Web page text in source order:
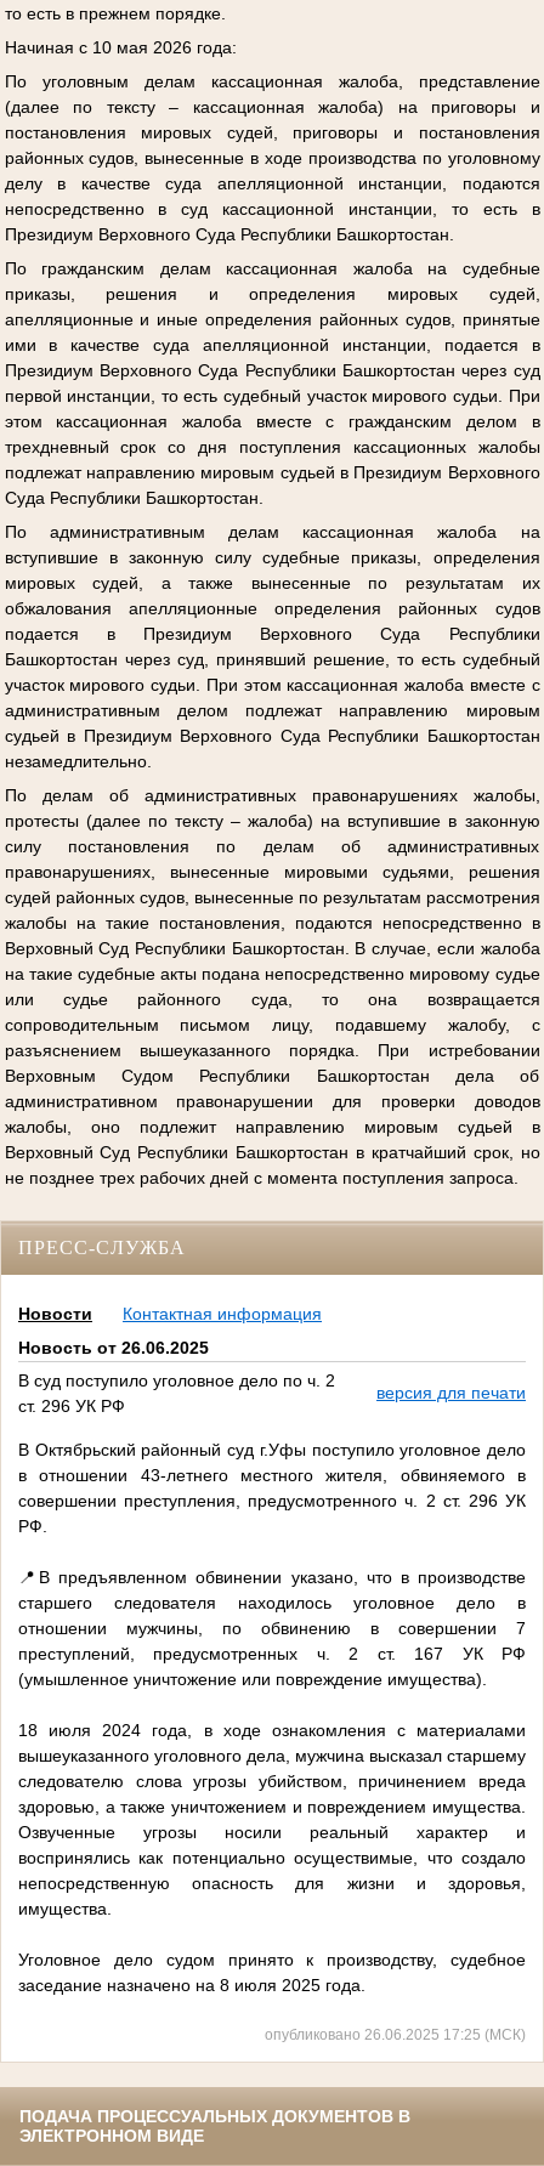
то есть в прежнем порядке.
Начиная с 10 мая 2026 года:
По уголовным делам кассационная жалоба, представление
(далее по тексту – кассационная жалоба) на приговоры и
постановления мировых судей, приговоры и постановления
районных судов, вынесенные в ходе производства по уголовному
делу в качестве суда апелляционной инстанции, подаются
непосредственно в суд кассационной инстанции, то есть в
Президиум Верховного Суда Республики Башкортостан.
По гражданским делам кассационная жалоба на судебные
приказы, решения и определения мировых судей,
апелляционные и иные определения районных судов, принятые
ими в качестве суда апелляционной инстанции, подается в
Президиум Верховного Суда Республики Башкортостан через суд
первой инстанции, то есть судебный участок мирового судьи. При
этом кассационная жалоба вместе с гражданским делом в
трехдневный срок со дня поступления кассационных жалобы
подлежат направлению мировым судьей в Президиум Верховного
Суда Республики Башкортостан.
По административным делам кассационная жалоба на
вступившие в законную силу судебные приказы, определения
мировых судей, а также вынесенные по результатам их
обжалования апелляционные определения районных судов
подается в Президиум Верховного Суда Республики
Башкортостан через суд, принявший решение, то есть судебный
участок мирового судьи. При этом кассационная жалоба вместе с
административным делом подлежат направлению мировым
судьей в Президиум Верховного Суда Республики Башкортостан
незамедлительно.
По делам об административных правонарушениях жалобы,
протесты (далее по тексту – жалоба) на вступившие в законную
силу постановления по делам об административных
правонарушениях, вынесенные мировыми судьями, решения
судей районных судов, вынесенные по результатам рассмотрения
жалобы на такие постановления, подаются непосредственно в
Верховный Суд Республики Башкортостан. В случае, если жалоба
на такие судебные акты подана непосредственно мировому судье
или судье районного суда, то она возвращается
сопроводительным письмом лицу, подавшему жалобу, с
разъяснением вышеуказанного порядка. При истребовании
Верховным Судом Республики Башкортостан дела об
административном правонарушении для проверки доводов
жалобы, оно подлежит направлению мировым судьей в
Верховный Суд Республики Башкортостан в кратчайший срок, но
не позднее трех рабочих дней с момента поступления запроса.
ПРЕСС-СЛУЖБА
Новости
Контактная информация
Новость от 26.06.2025
В суд поступило уголовное дело по ч. 2
ст. 296 УК РФ
версия для печати
В Октябрьский районный суд г.Уфы поступило уголовное дело
в отношении 43-летнего местного жителя, обвиняемого в
совершении преступления, предусмотренного ч. 2 ст. 296 УК
РФ.
📍В предъявленном обвинении указано, что в производстве
старшего следователя находилось уголовное дело в
отношении мужчины, по обвинению в совершении 7
преступлений, предусмотренных ч. 2 ст. 167 УК РФ
(умышленное уничтожение или повреждение имущества).
18 июля 2024 года, в ходе ознакомления с материалами
вышеуказанного уголовного дела, мужчина высказал старшему
следователю слова угрозы убийством, причинением вреда
здоровью, а также уничтожением и повреждением имущества.
Озвученные угрозы носили реальный характер и
воспринялись как потенциально осуществимые, что создало
непосредственную опасность для жизни и здоровья,
имущества.
Уголовное дело судом принято к производству, судебное
заседание назначено на 8 июля 2025 года.
опубликовано 26.06.2025 17:25 (МСК)
ПОДАЧА ПРОЦЕССУАЛЬНЫХ ДОКУМЕНТОВ В
ЭЛЕКТРОННОМ ВИДЕ